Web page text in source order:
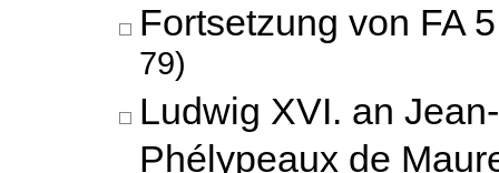
Fortsetzung von FA
79)
Ludwig XVI. an
Phélypeaux de